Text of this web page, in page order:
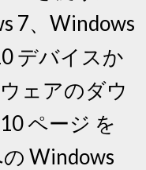
7、Windows
デバイスか
ェアのダウ
ページ を
Windows